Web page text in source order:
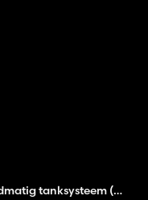
Handmatig tanksysteem (fix)